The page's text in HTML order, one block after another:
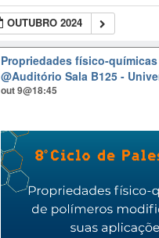
OUTUBRO 2024
Propriedades físico-
@Auditório Sala B125 -
out 9@18:45